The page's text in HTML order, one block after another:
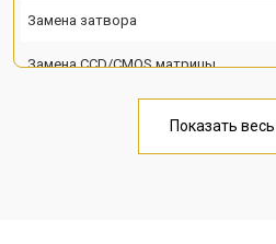
Замена затвора
Замена CCD/CMOS матрицы
Чистка матрицы
Показать